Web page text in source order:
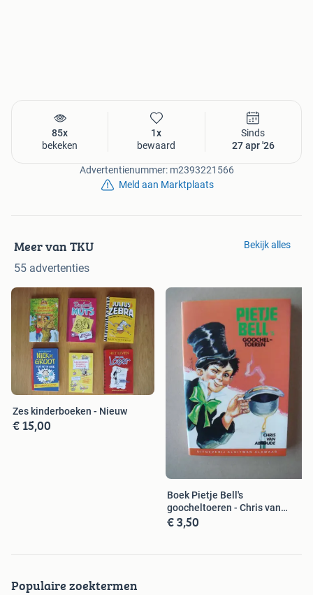
85x
bekeken
1x
bewaard
Sinds
27 apr '26
Advertentienummer: m2393221566
Meld aan Marktplaats
Meer van TKU
55 advertenties
Bekijk alles
Zes kinderboeken - Nieuw
€ 15,00
Boek Pietje Bell's
goocheltoeren - Chris van
Abkoude
€ 3,50
Populaire zoektermen